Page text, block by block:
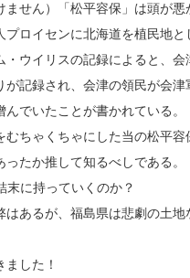
ません）「松平容保」は頭が悪
プロイセンに北海道を植民地と
・ウイリスの記録によると、会
記録され、会津の領民が会津
でいたことが書かれている。
むちゃくちゃにした当の松平容
ったか推して知るべしである。
末に持っていくのか？
はあるが、福島県は悲劇の土地
した！